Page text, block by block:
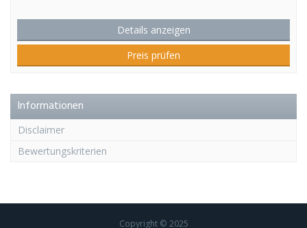
Details anzeigen
Preis prüfen
Informationen
Disclaimer
Bewertungskriterien
Copyright © 2025